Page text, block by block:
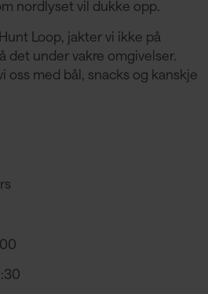
nordlyset vil dukke opp.
Loop, jakter vi ikke på
det under vakre omgivelser.
oss med bål, snacks og kanskje